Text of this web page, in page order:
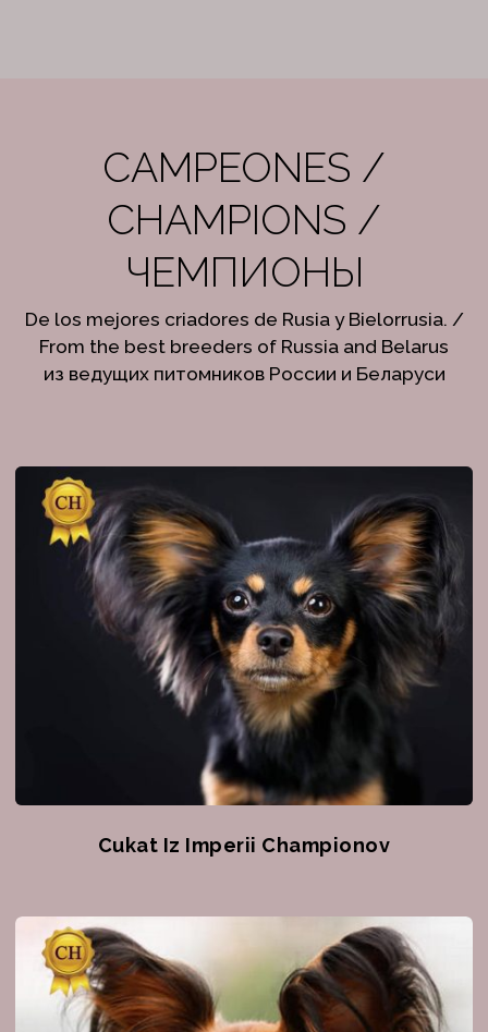
CAMPEONES /
CHAMPIONS /
ЧЕМПИОНЫ
De los mejores criadores de Rusia y Bielorrusia. /
From the best breeders of Russia and Belarus
из ведущих питомников России и Беларуси
Cukat Iz Imperii Championov